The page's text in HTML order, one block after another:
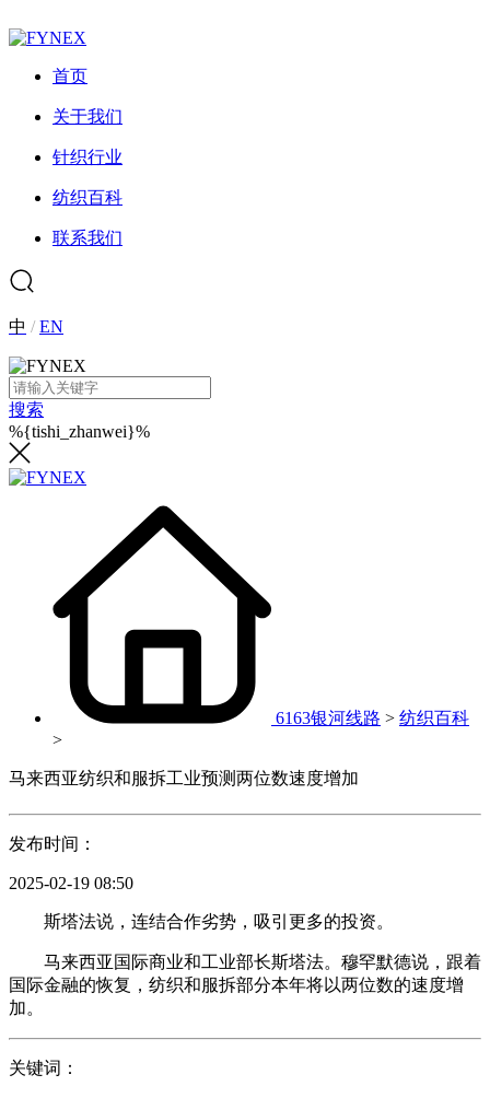
首页
关于我们
针织行业
纺织百科
联系我们
中 /EN
搜索
%{tishi_zhanwei}%
6163银河线路 > 纺织百科
>
马来西亚纺织和服拆工业预测两位数速度增加
发布时间：
2025-02-19 08:50
斯塔法说，连结合作劣势，吸引更多的投资。
马来西亚国际商业和工业部长斯塔法。穆罕默德说，跟着
国际金融的恢复，纺织和服拆部分本年将以两位数的速度增
加。
关键词：